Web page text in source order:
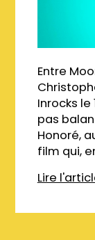
Entre
Inrocks le
pas
Honoré,
film qui,
Lire